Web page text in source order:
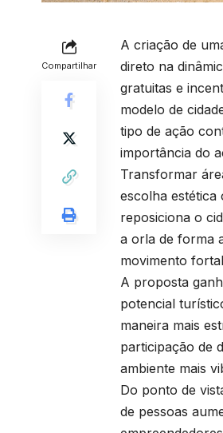
Compartilhar
A criação de
direto na
gratuitas e
modelo de
tipo de ação
importância do
Transformar
escolha estética
reposiciona o
a orla de forma
movimento
A proposta
potencial
maneira mais
participação de
ambiente mais
Do ponto de
de pessoas